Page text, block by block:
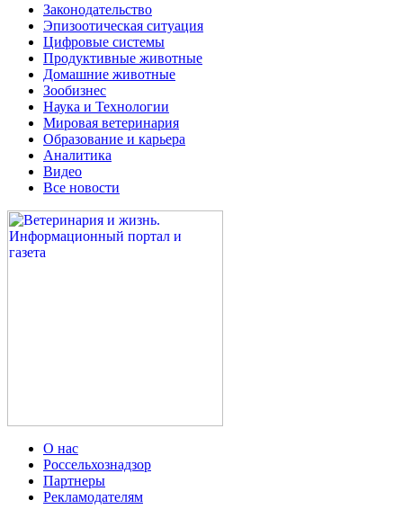
Законодательство
Эпизоотическая ситуация
Цифровые системы
Продуктивные животные
Домашние животные
Зообизнес
Наука и Технологии
Мировая ветеринария
Образование и карьера
Аналитика
Видео
Все новости
О нас
Россельхознадзор
Партнеры
Рекламодателям